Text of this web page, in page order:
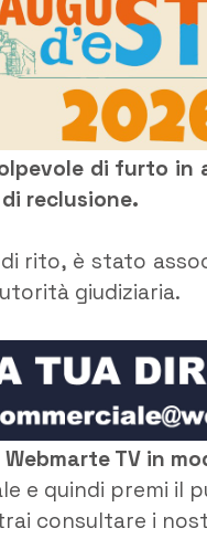
di furto in
reclusione.
rito, è stato
giudiziaria.
TV in
e quindi premi il
consultare i